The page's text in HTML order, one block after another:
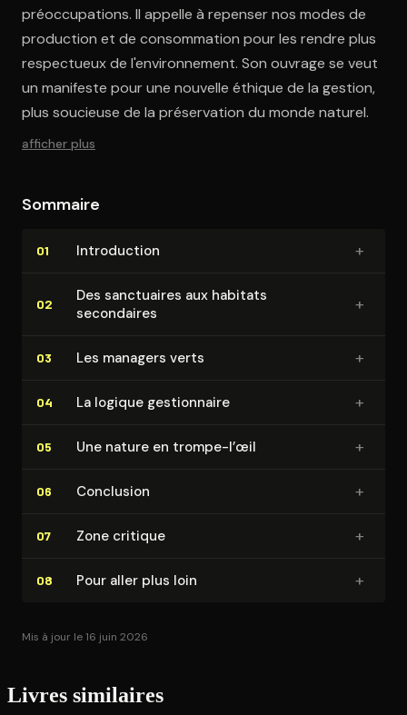
préoccupations. Il appelle à repenser nos modes de
production et de consommation pour les rendre plus
respectueux de l'environnement. Son ouvrage se veut
un manifeste pour une nouvelle éthique de la gestion,
plus soucieuse de la préservation du monde naturel.
afficher plus
Sommaire
01 In­tro­duc­tion +
02
Des sanctuaires aux habitats
secondaires
+
03 Les managers verts +
04 La logique ges­tion­naire +
05 Une nature en trompe-l’œil +
06 Conclusion +
07 Zone critique +
08 Pour aller plus loin +
Mis à jour le 16 juin 2026
Livres similaires